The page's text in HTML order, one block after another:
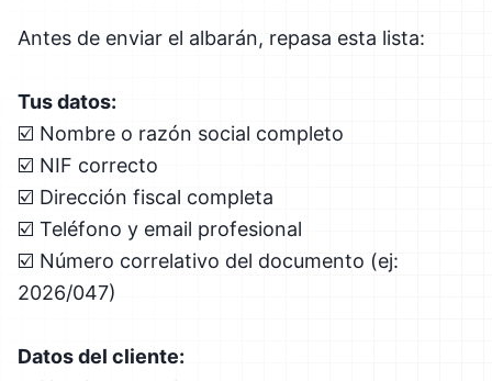
Antes de enviar el albarán, repasa esta lista:
Tus datos:
☑️ Nombre o razón social completo
☑️ NIF correcto
☑️ Dirección fiscal completa
☑️ Teléfono y email profesional
☑️ Número correlativo del documento (ej:
2026/047)
Datos del cliente: